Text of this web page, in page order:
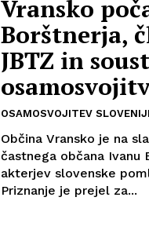
Vransko
Borštnerja,
JBTZ in
OSAMOSVOJITEV
Občina Vransko je na
častnega občana Ivanu
akterjev slovenske
Priznanje je prejel za...